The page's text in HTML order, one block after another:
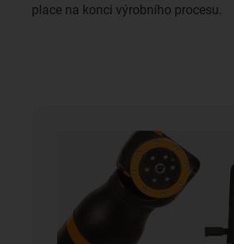
place na konci výrobního procesu.